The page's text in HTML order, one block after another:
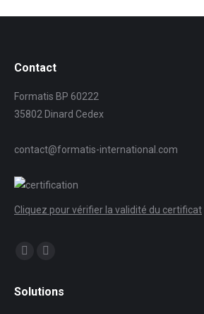
Contact
Formatis BP 60222
35802 Dinard Cedex
contact@formatis-international.com
Cliquez pour vérifier la validité du certificat
Trouvez nous sur :
opensopens
Solutions